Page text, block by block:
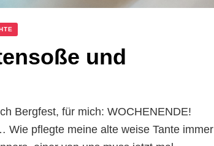
und
Bergfest, für mich: WOCHENENDE!
pflegte meine alte weise Tante immer